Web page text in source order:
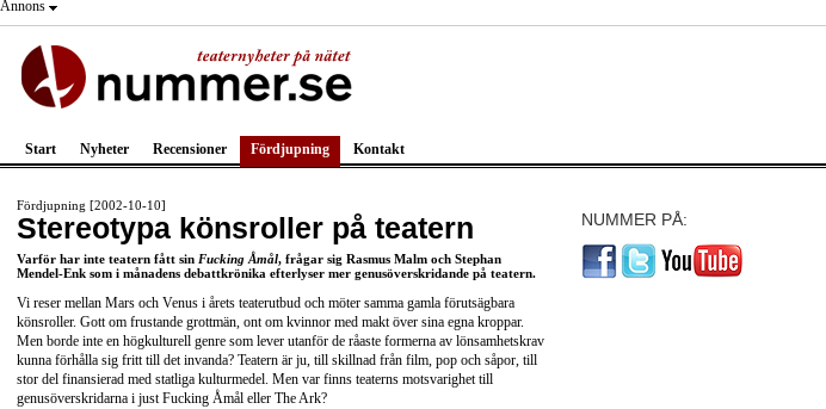
Annons
Start Nyheter Recensioner Fördjupning Kontakt
Fördjupning [2002-10-10]
Stereotypa könsroller på teatern
Varför har inte teatern fått sin Fucking Åmål, frågar sig Rasmus Malm och Stephan
Mendel-Enk som i månadens debattkrönika efterlyser mer genusöverskridande på teatern.
Vi reser mellan Mars och Venus i årets teaterutbud och möter samma gamla förutsägbara
könsroller. Gott om frustande grottmän, ont om kvinnor med makt över sina egna kroppar.
Men borde inte en högkulturell genre som lever utanför de råaste formerna av lönsamhetskrav
kunna förhålla sig fritt till det invanda? Teatern är ju, till skillnad från film, pop och såpor, till
stor del finansierad med statliga kulturmedel. Men var finns teaterns motsvarighet till
genusöverskridarna i just Fucking Åmål eller The Ark?
NUMMER PÅ: